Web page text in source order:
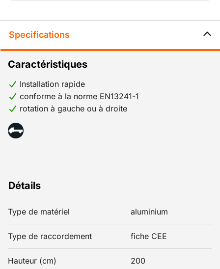
Specifications
Détails
Type de matériel aluminium
Type de raccordement fiche CEE
Hauteur (cm) 200
Caractéristiques
Installation rapide
conforme à la norme EN13241-1
rotation à gauche ou à droite